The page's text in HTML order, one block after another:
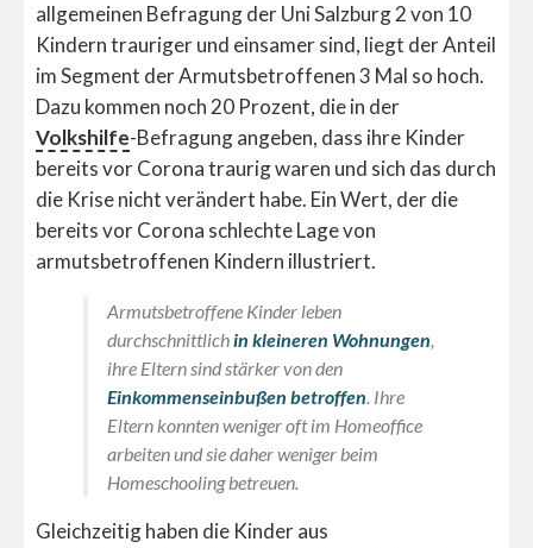
allgemeinen Befragung der Uni Salzburg 2 von 10
Kindern trauriger und einsamer sind, liegt der Anteil
im Segment der Armutsbetroffenen 3 Mal so hoch.
Dazu kommen noch 20 Prozent, die in der
Volkshilfe-Befragung angeben, dass ihre Kinder
bereits vor Corona traurig waren und sich das durch
die Krise nicht verändert habe. Ein Wert, der die
bereits vor Corona schlechte Lage von
armutsbetroffenen Kindern illustriert.
Armutsbetroffene Kinder leben
durchschnittlichin kleineren Wohnungen,
ihre Eltern sind stärker von den
Einkommenseinbußen betroffen. Ihre
Eltern konnten weniger oft im Homeoffice
arbeiten und sie daher weniger beim
Homeschooling betreuen.
Gleichzeitig haben die Kinder aus